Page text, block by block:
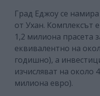
Град Еджоу се
от Ухан. Комплексът
1,2 милиона прасета
еквивалентно на
годишно), а
изчисляват на около
милиона евро).